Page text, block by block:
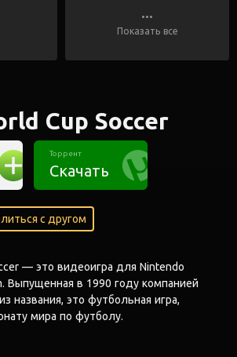
...
Показать все
Cup Soccer
Торрент
Скачать
с другом
— это видеоигра для Nintendo
Выпущенная в 1990 году компанией
названия, это футбольная игра,
мира по футболу.